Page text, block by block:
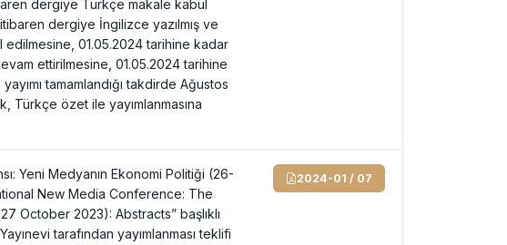
dergiye Türkçe makale kabul
dergiye İngilizce yazılmış ve
01.05.2024 tarihine kadar
ettirilmesine, 01.05.2024 tarihine
tamamlandığı takdirde Ağustos
Türkçe özet ile yayımlanmasına
Yeni Medyanın Ekonomi Politiği (26-
New Media Conference: The
October 2023): Abstracts” başlıklı
tarafından yayımlanması teklifi
2024-01 / 07